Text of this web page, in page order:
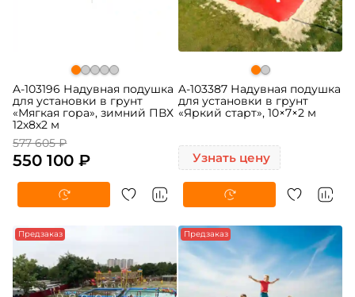
A-103196 Надувная подушка
для установки в грунт
«Мягкая гора», зимний ПВХ
12х8х2 м
577 605 ₽
550 100 ₽
A-103387 Надувная подушка
для установки в грунт
«Яркий старт», 10×7×2 м
Узнать цену
Предзаказ Предзаказ